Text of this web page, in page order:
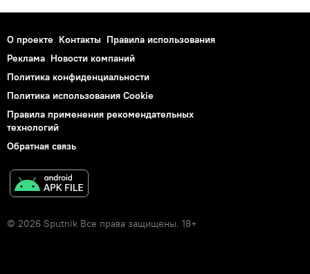
О проекте Контакты Правила использования
Реклама Новости компаний
Политика конфиденциальности
Политика использования Cookie
Правила применения рекомендательных
технологий
Обратная связь
© 2026 Sputnik Все права защищены. 18+